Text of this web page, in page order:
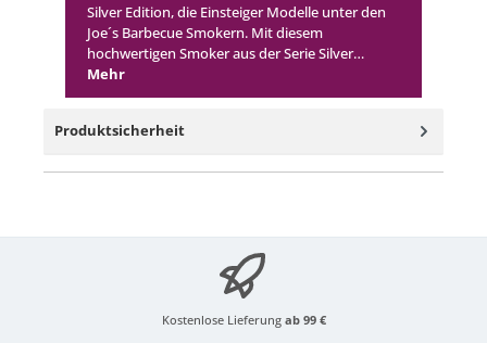
Silver Edition, die Einsteiger Modelle unter den
Joe´s Barbecue Smokern. Mit diesem
hochwertigen Smoker aus der Serie Silver…
Mehr
Produktsicherheit
Kostenlose Lieferung ab 99 €